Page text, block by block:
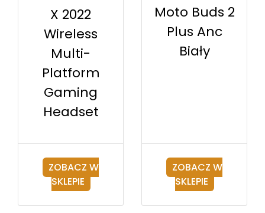
X 2022
Wireless
Multi-
Platform
Gaming
Headset
ZOBACZ W
SKLEPIE
Moto Buds 2
Plus Anc
Biały
ZOBACZ W
SKLEPIE